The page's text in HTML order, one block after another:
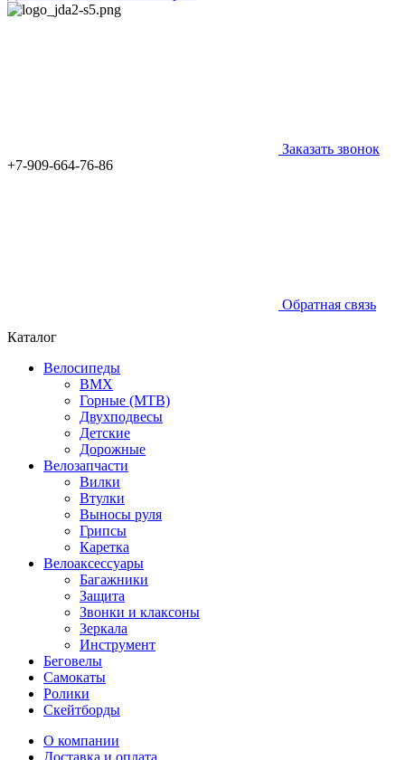
Заказать звонок
+7-909-664-76-86
Обратная связь
Каталог
Велосипеды
BMX
Горные (MTB)
Двухподвесы
Детские
Дорожные
Велозапчасти
Вилки
Втулки
Выносы руля
Грипсы
Каретка
Велоаксессуары
Багажники
Защита
Звонки и клаксоны
Зеркала
Инструмент
Беговелы
Самокаты
Ролики
Скейтборды
О компании
Доставка и оплата